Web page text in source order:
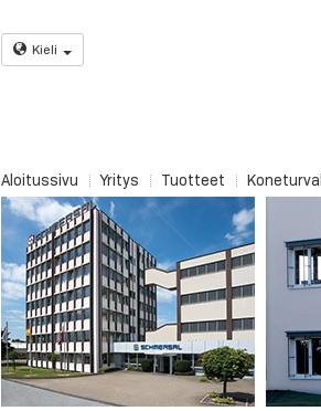
Kieli
Aloitussivu Yritys Tuotteet